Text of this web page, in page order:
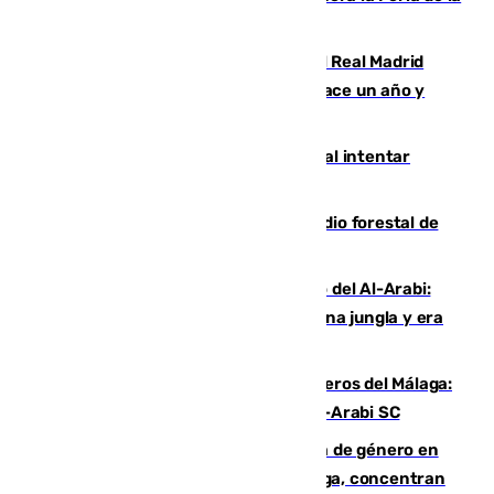
El fichaje más caro de la historia del Real Madrid
costaba 105 millones de euros menos hace un año y
Ceuta suma 82 fallecidos en el mar al intentar
Huelva eleva a emergencia el incendio forestal de
Juanfran Funes, sobre el duro juego del Al-Arabi:
“Por momentos nos hemos metido en una jungla y era
Ya se han estrenado los tres delanteros del Málaga:
Eneko Jauregui, bigoleador contra el Al-Arabi SC
35 mujeres asesinadas por violencia de género en
España en este 2026: Andalucía y Málaga, concentran